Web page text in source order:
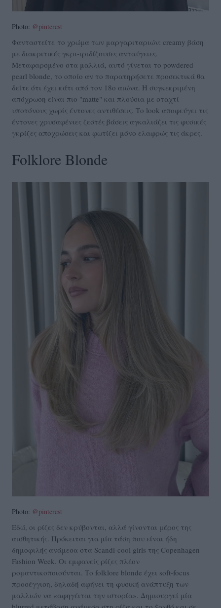
Photo: @pinterest
Φανταστείτε το χρώμα των μαργαριταριών: creamy βάση
με διακριτικές γκρι-ιριδίζουσες ανταύγειες.
Μεταφαρσμένο στα μαλλιά, αυτό γίνεται το powdered
pearl blonde, το οποίο αν το παρατηρήσετε προσεκτικά θα
δείτε ότι έχει κάτι από τον 18ο αιώνα. H συγκεκριμένη
απόχρωση είναι πιο "matte" και πλούσια με σταχτί
υποτόνους χωρίς έντονες αντιθέσεις. Το look αποφεύγει τις
έντονες χρυσαφένιες ζεστές βάσεις αγκαλιάζει τις φυσικές
γκρίζες αποχρώσεις και φωτίζει μόνο ελαφρώς τις άκρες.
Folklore Blonde
Photo: @pinterest
Εδώ, οι ρίζες δεν κρύβονται, αλλά γίνονται μέρος της
αισθητικής. Πρόκειται για μία τάση που είναι ήδη
δημοφιλής ανάμεσα στα Scandi-cool girls της Copenhagen
Fashion Week. Οι εμφανείς ρίζες πλέον
ρομαντικοποιούνται. Το folklore blonde έχει soft-focus
προσέγγιση, δηλαδή αφήνει τη φυσική ανάπτυξη των
μαλλιών να «αφηγέιται την ιστορία». Δημιουργεί μία